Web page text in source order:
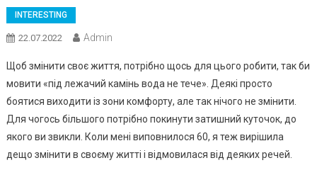
INTERESTING
22.07.2022 Admin
Щоб змінити своє життя, потрібно щось для цього робити, так би
мовити «під лежачий камінь вода не тече». Деякі просто
боятися виходити із зони комфорту, але так нічого не змінити.
Для чогось більшого потрібно покинути затишний куточок, до
якого ви звикли. Коли мені виповнилося 60, я теж вирішила
дещо змінити в своєму житті і відмовилася від деяких речей.